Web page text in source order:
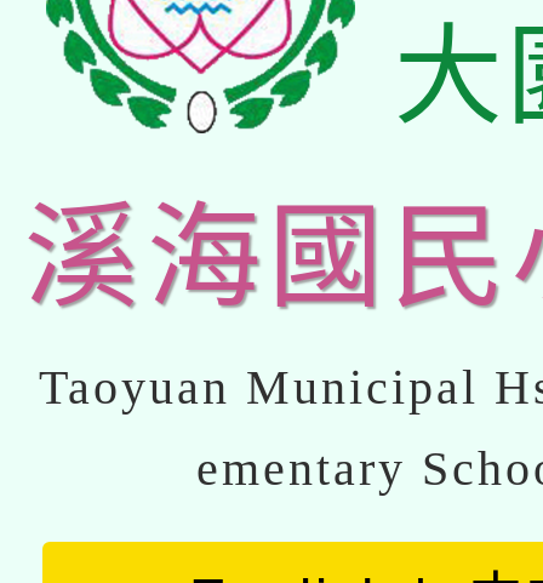
大
溪海國民
Taoyuan Municipal
ementary